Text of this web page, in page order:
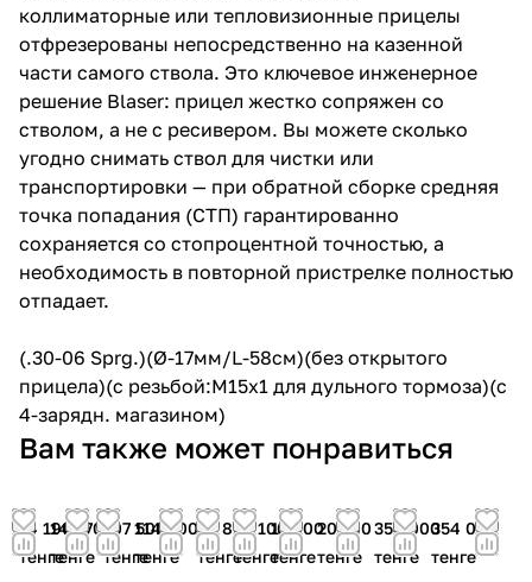
коллиматорные или тепловизионные прицелы
отфрезерованы непосредственно на казенной
части самого ствола. Это ключевое инженерное
решение Blaser: прицел жестко сопряжен со
стволом, а не с ресивером. Вы можете сколько
угодно снимать ствол для чистки или
транспортировки — при обратной сборке средняя
точка попадания (СТП) гарантированно
сохраняется со стопроцентной точностью, а
необходимость в повторной пристрелке полностью
отпадает.
(.30-06 Sprg.)(Ø-17мм/L-58см)(без открытого
прицела)(с резьбой:M15x1 для дульного тормоза)(с
4-зарядн. магазином)
Вам также может понравиться
74 190
тенге
148 700
тенге
107 500
тенге
114 600
тенге
65 800
тенге
67 100
тенге
11 600
тенге
20 100
тенге
354 000
тенге
354 000
тенге